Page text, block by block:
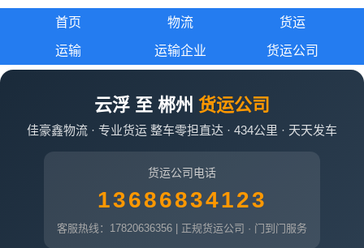
首页 物流 货运
运输 运输企业 货运公司
云浮 至 郴州 货运公司
佳豪鑫物流 · 专业货运 整车零担直达 · 434公里 · 天天发车
货运公司电话
13686834123
客服热线：17820636356 | 正规货运公司 · 门到门服务